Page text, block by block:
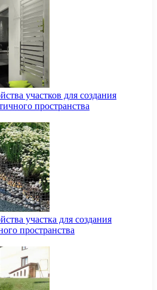
участков для создания
пространства
участка для создания
пространства